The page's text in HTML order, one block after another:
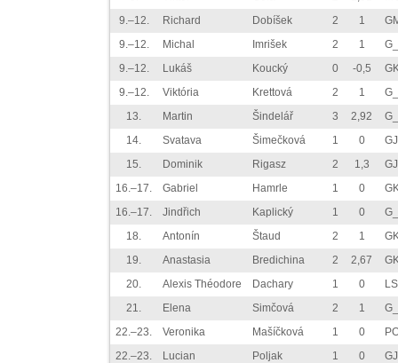
9.–12.
Richard Dobíšek 2 1
9.–12.
Michal Imrišek 2 1
9.–12.
Lukáš Koucký 0 -0,5
9.–12.
Viktória Krettová 2 1
13.
Martin Šindelář 3 2,92
14.
Svatava Šimečková 1 0
15.
Dominik Rigasz 2 1,3
16.–17.
Gabriel Hamrle 1 0
16.–17.
Jindřich Kaplický 1 0
18.
Antonín Štaud 2 1
19.
Anastasia Bredichina 2 2,67
20.
Alexis Théodore Dachary 1 0
21.
Elena Simčová 2 1
22.–23.
Veronika Mašíčková 1 0
22.–23.
Lucian Poljak 1 0